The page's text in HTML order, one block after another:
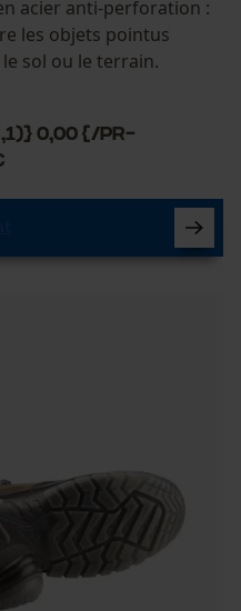
acier anti-perforation :
les objets pointus
sol ou le terrain.
0,00 {/PR-